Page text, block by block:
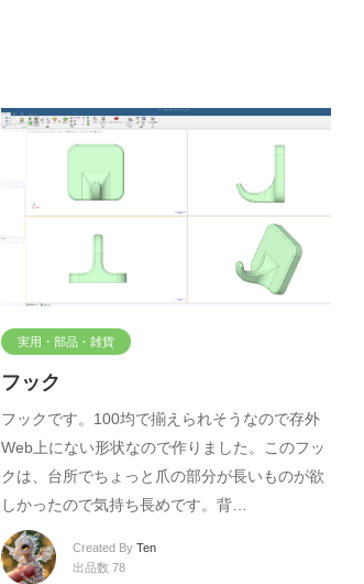
実用・部品・雑貨
フック
フックです。100均で揃えられそうなので存外
Web上にない形状なので作りました。このフッ
クは、台所でちょっと爪の部分が長いものが欲
しかったので気持ち長めです。背…
Created By Ten
出品数 78